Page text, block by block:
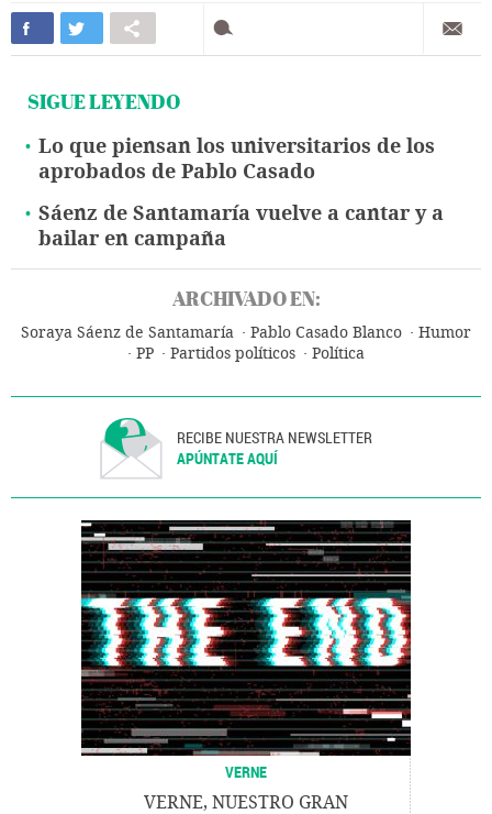
SIGUE LEYENDO
Lo que piensan los universitarios de los
aprobados de Pablo Casado
Sáenz de Santamaría vuelve a cantar y a
bailar en campaña
ARCHIVADO EN:
Soraya Sáenz de Santamaría Pablo Casado Blanco
Humor
PP
Partidos políticos Política
RECIBE NUESTRA NEWSLETTER
APÚNTATE AQUÍ
VERNE
VERNE, NUESTRO GRAN